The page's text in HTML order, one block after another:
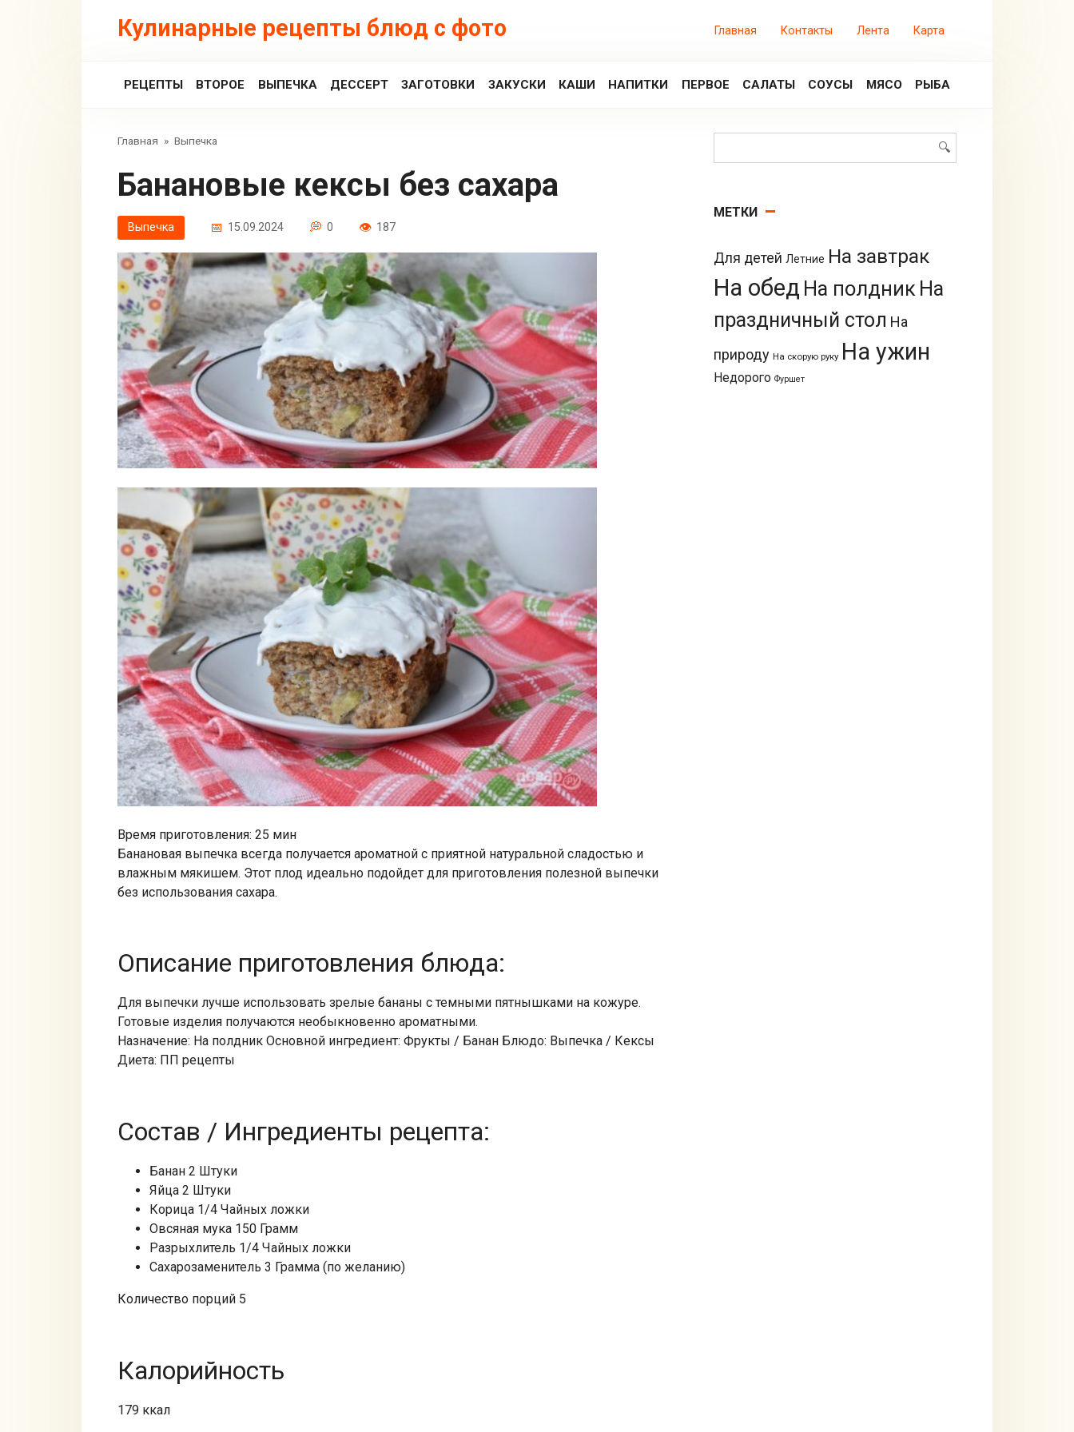
Кулинарные рецепты блюд с фото Главная Контакты Лента Карта
РЕЦЕПТЫ ВТОРОЕ ВЫПЕЧКА ДЕССЕРТ ЗАГОТОВКИ ЗАКУСКИ КАШИ НАПИТКИ ПЕРВОЕ САЛАТЫ СОУСЫ МЯСО РЫБА
Главная » Выпечка
Банановые кексы без сахара
Выпечка 15.09.2024 0 187
Время приготовления: 25 мин
Банановая выпечка всегда получается ароматной с приятной натуральной сладостью и
влажным мякишем. Этот плод идеально подойдет для приготовления полезной выпечки
без использования сахара.
Описание приготовления блюда:
Для выпечки лучше использовать зрелые бананы с темными пятнышками на кожуре.
Готовые изделия получаются необыкновенно ароматными.
Назначение: На полдник Основной ингредиент: Фрукты / Банан Блюдо: Выпечка / Кексы
Диета: ПП рецепты
Состав / Ингредиенты рецепта:
Банан 2 Штуки
Яйца 2 Штуки
Корица 1/4 Чайных ложки
Овсяная мука 150 Грамм
Разрыхлитель 1/4 Чайных ложки
Сахарозаменитель 3 Грамма (по желанию)
Количество порций 5
Калорийность
179 ккал
МЕТКИ
Для детей Летние На завтрак
На обед На полдник На
праздничный стол На
природу На скорую руку На ужин
Недорого Фуршет